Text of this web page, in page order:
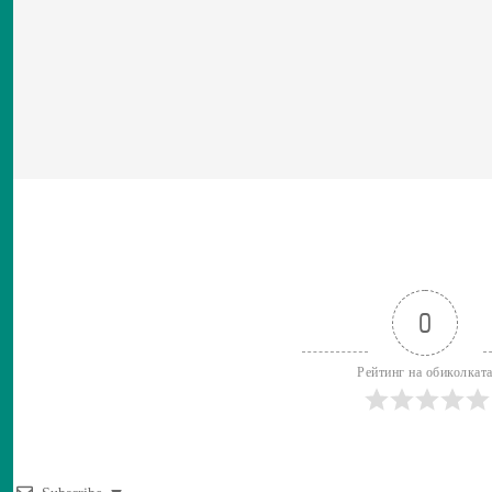
0
Рейтинг на обиколката